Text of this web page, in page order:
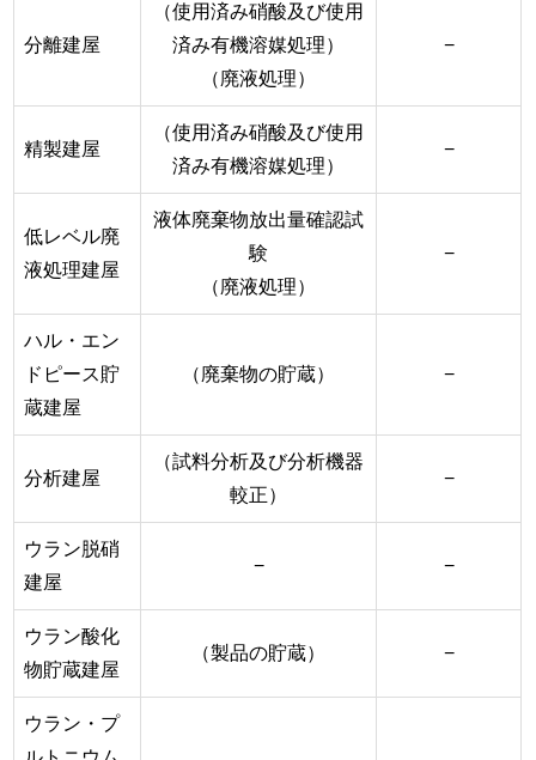
分離建屋
（使用済み硝酸及び使用
済み有機溶媒処理）
（廃液処理）
−
精製建屋
（使用済み硝酸及び使用
済み有機溶媒処理）
−
低レベル廃
液処理建屋
液体廃棄物放出量確認試
験
（廃液処理）
−
ハル・エン
ドピース貯
蔵建屋
（廃棄物の貯蔵） −
分析建屋
（試料分析及び分析機器
較正）
−
ウラン脱硝
建屋
− −
ウラン酸化
物貯蔵建屋
（製品の貯蔵） −
ウラン・プ